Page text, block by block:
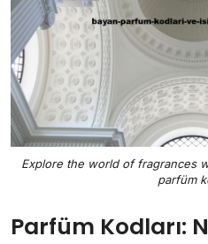
Explore the world of fragrances
parfüm
Parfüm Kodları: